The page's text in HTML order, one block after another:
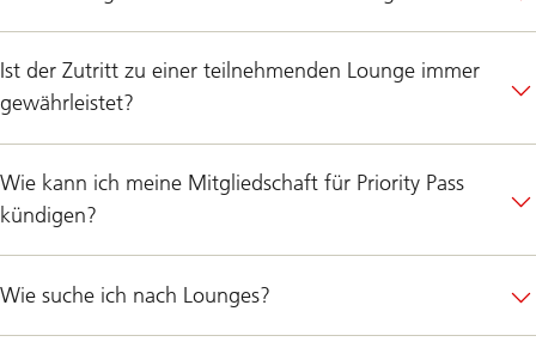
Ist der Zutritt zu einer teilnehmenden Lounge immer
gewährleistet?
Wie kann ich meine Mitgliedschaft für Priority Pass
kündigen?
Wie suche ich nach Lounges?